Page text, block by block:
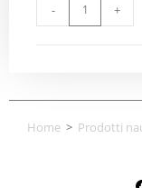
- +
Home > Prodotti